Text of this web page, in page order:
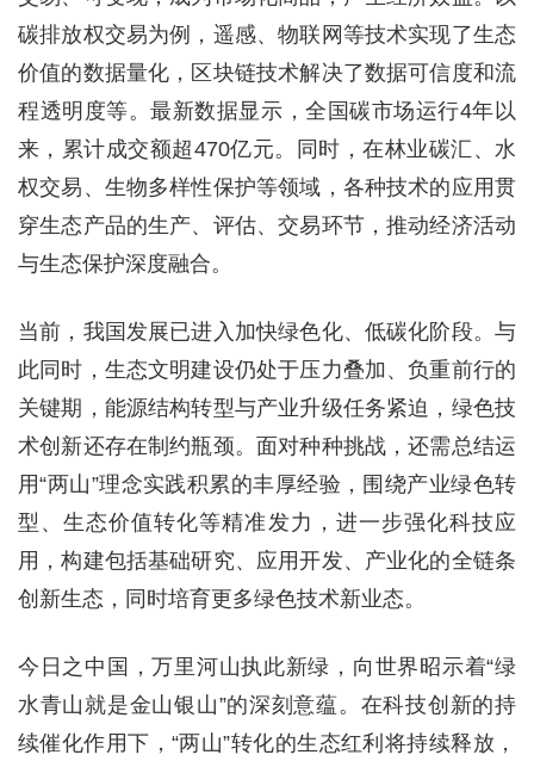
碳排放权交易为例，遥感、物联网等技术实现了生态
价值的数据量化，区块链技术解决了数据可信度和流
程透明度等。最新数据显示，全国碳市场运行4年以
来，累计成交额超470亿元。同时，在林业碳汇、水
权交易、生物多样性保护等领域，各种技术的应用贯
穿生态产品的生产、评估、交易环节，推动经济活动
与生态保护深度融合。
当前，我国发展已进入加快绿色化、低碳化阶段。与
此同时，生态文明建设仍处于压力叠加、负重前行的
关键期，能源结构转型与产业升级任务紧迫，绿色技
术创新还存在制约瓶颈。面对种种挑战，还需总结运
用“两山”理念实践积累的丰厚经验，围绕产业绿色转
型、生态价值转化等精准发力，进一步强化科技应
用，构建包括基础研究、应用开发、产业化的全链条
创新生态，同时培育更多绿色技术新业态。
今日之中国，万里河山执此新绿，向世界昭示着“绿
水青山就是金山银山”的深刻意蕴。在科技创新的持
续催化作用下，“两山”转化的生态红利将持续释放，